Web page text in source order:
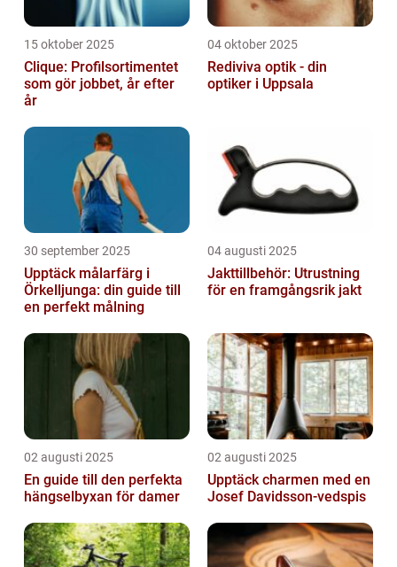
15 oktober 2025
Clique: Profilsortimentet
som gör jobbet, år efter
år
04 oktober 2025
Rediviva optik - din
optiker i Uppsala
30 september 2025
Upptäck målarfärg i
Örkelljunga: din guide till
en perfekt målning
04 augusti 2025
Jakttillbehör: Utrustning
för en framgångsrik jakt
02 augusti 2025
En guide till den perfekta
hängselbyxan för damer
02 augusti 2025
Upptäck charmen med en
Josef Davidsson-vedspis